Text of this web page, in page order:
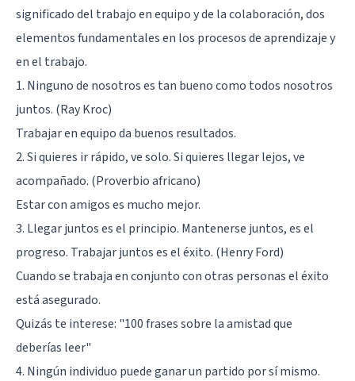
significado del trabajo en equipo y de la colaboración, dos
elementos fundamentales en los procesos de aprendizaje y
en el trabajo.
1. Ninguno de nosotros es tan bueno como todos nosotros
juntos. (Ray Kroc)
Trabajar en equipo da buenos resultados.
2. Si quieres ir rápido, ve solo. Si quieres llegar lejos, ve
acompañado. (Proverbio africano)
Estar con amigos es mucho mejor.
3. Llegar juntos es el principio. Mantenerse juntos, es el
progreso. Trabajar juntos es el éxito. (Henry Ford)
Cuando se trabaja en conjunto con otras personas el éxito
está asegurado.
Quizás te interese: "100 frases sobre la amistad que
deberías leer"
4. Ningún individuo puede ganar un partido por sí mismo.